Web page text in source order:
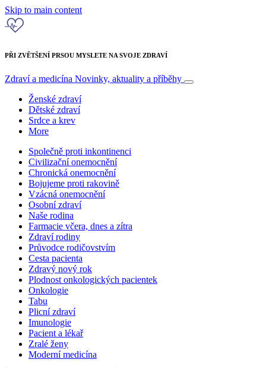
Skip to main content
PŘI ZVĚTŠENÍ PRSOU MYSLETE NA SVOJE ZDRAVÍ
Zdraví a medicína Novinky, aktuality a příběhy
Ženské zdraví
Dětské zdraví
Srdce a krev
More
Společně proti inkontinenci
Civilizační onemocnění
Chronická onemocnění
Bojujeme proti rakovině
Vzácná onemocnění
Osobní zdraví
Naše rodina
Farmacie včera, dnes a zítra
Zdraví rodiny
Průvodce rodičovstvím
Cesta pacienta
Zdravý nový rok
Plodnost onkologických pacientek
Onkologie
Tabu
Plicní zdraví
Imunologie
Pacient a lékař
Zralé ženy
Moderní medicína